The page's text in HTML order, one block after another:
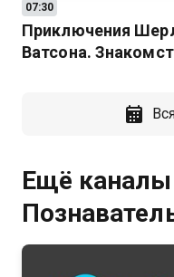
07:30
Приключения
Ватсона.
Ещё